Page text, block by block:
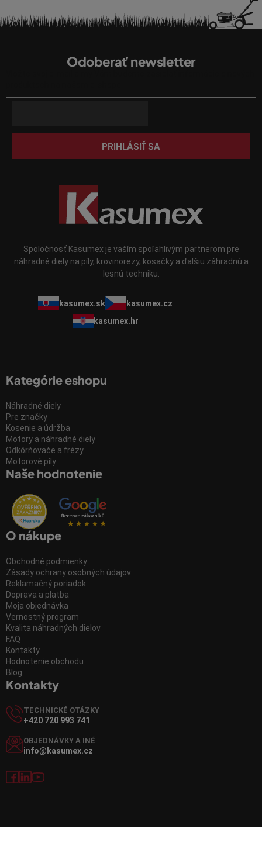
c
i
p
r
k
ý
p
i
t
Spoločnosť Kasumex je vaším spoľahlivým partnerom pre
náhradné diely na píly, krovinorezy, kosačky a ďalšiu záhradnú a
lesnú techniku.
kasumex.sk
kasumex.cz
kasumex.hr
Kategórie eshopu
Náhradné diely
Pre značky
Kosenie a údržba
Motory a náhradné diely
Odkôrňovače a frézy
Motorové píly
Naše hodnotenie
O nákupe
Obchodné podmienky
Zásady ochrany osobných údajov
Reklamačný poriadok
Doprava a platba
Moja objednávka
Vernostný program
Kvalita náhradných dielov
FAQ
Kontakty
Hodnotenie obchodu
Blog
Kontakty
TECHNICKÉ OTÁZKY
+420 720 993 741
OBJEDNÁVKY A INÉ
info@kasumex.cz
Odoberať newsletter
PRIHLÁSIŤ SA